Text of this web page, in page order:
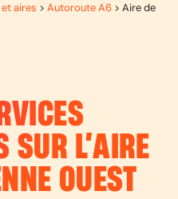
aires > Autoroute A6 > Aire de
SUR L’AIRE
OUEST